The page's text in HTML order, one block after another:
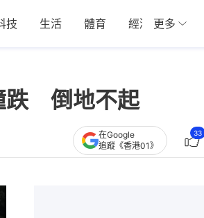
技 生活 體育 經濟 01深圳
更多
跌 倒地不起
在Google
追蹤《香港01》
33